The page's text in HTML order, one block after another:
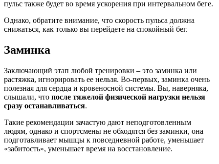
пульс также будет во время ускорения при интервальном беге.
Однако, обратите внимание, что скорость пульса должна
снижаться, как только вы перейдете на спокойный бег.
Заминка
Заключающий этап любой тренировки – это заминка или
растяжка, игнорировать ее нельзя. Во-первых, заминка очень
полезная для сердца и кровеносной системы. Вы, наверняка,
слышали, что после тяжелой физической нагрузки нельзя
сразу останавливаться.
Такие рекомендации зачастую дают неподготовленным
людям, однако и спортсмены не обходятся без заминки, она
подготавливает мышцы к повседневной работе, уменьшает
«забитость», уменьшает время на восстановление.